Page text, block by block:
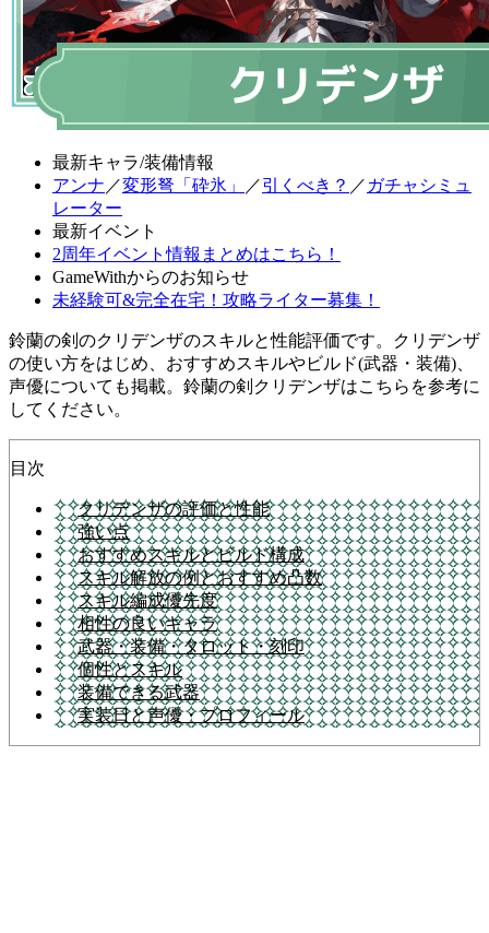
最新キャラ/装備情報
アンナ ／変形弩「砕氷」 ／引くべき？ ／ ガチャシミュ
レーター
最新イベント
2周年イベント情報まとめはこちら！
GameWithからのお知らせ
未経験可&完全在宅！攻略ライター募集！
鈴蘭の剣のクリデンザのスキルと性能評価です。クリデンザ
の使い方をはじめ、おすすめスキルやビルド(武器・装備)、
声優についても掲載。鈴蘭の剣クリデンザはこちらを参考に
してください。
目次
クリデンザの評価と性能
強い点
おすすめスキルとビルド構成
スキル解放の例とおすすめ凸数
スキル編成優先度
相性の良いキャラ
武器・装備・タロット・刻印
個性とスキル
装備できる武器
実装日と声優・プロフィール